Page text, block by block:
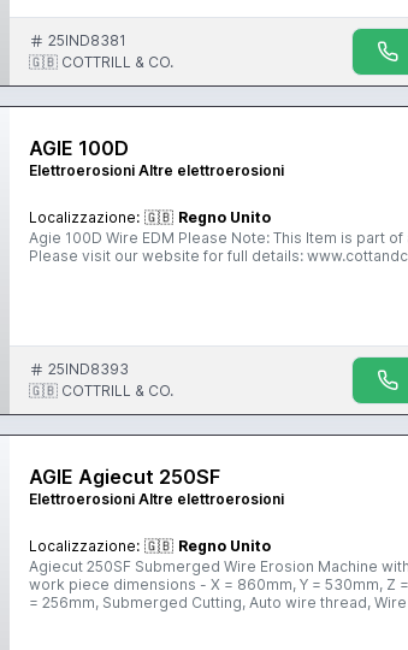
25IND8381
🇬🇧 COTTRILL & CO.
AGIE 100D
Elettroerosioni Altre elettroerosioni
Localizzazione: 🇬🇧 Regno Unito
Agie 100D Wire EDM Please Note: This Item is part of an Online Auction Sale ending on Tuesday 13th October 2015 at 3.00pm (UK Time)
Please visit our website for full details:
25IND8393
🇬🇧 COTTRILL & CO.
AGIE Agiecut 250SF
Elettroerosioni Altre elettroerosioni
Localizzazione: 🇬🇧 Regno Unito
Agiecut 250SF Submerged Wire Erosion Machine
work piece dimensions - X = 860mm, Y = 530mm, Z = 250 mm, Max work
= 256mm, Submerged Cutting, Auto wire thread, Wire